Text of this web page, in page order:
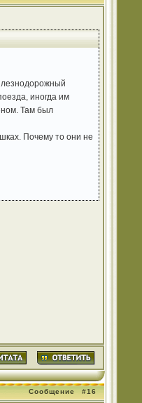
иногда им
Там был
Почему то они не
Сообщение #16